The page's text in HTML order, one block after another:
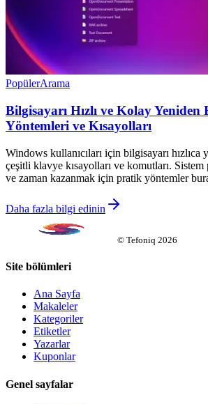
PopülerArama
Bilgisayarı Hızlı ve Kolay Yeniden
Yöntemleri ve Kısayolları
Windows kullanıcıları için bilgisayarı hızlıca
çeşitli klavye kısayolları ve komutları. Sistem
ve zaman kazanmak için pratik yöntemler
Daha fazla bilgi edinin
© Tefoniq 2026
Site bölümleri
Ana Sayfa
Makaleler
Kategoriler
Etiketler
Yazarlar
Kuponlar
Genel sayfalar